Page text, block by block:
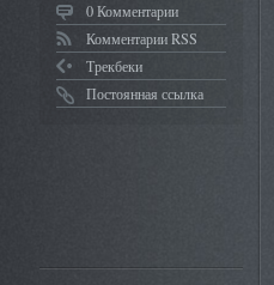
0 Комментарии
Комментарии RSS
Трекбеки
Постоянная ссылка